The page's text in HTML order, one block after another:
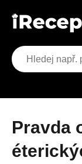
Pravda o vaší štítné žláze a